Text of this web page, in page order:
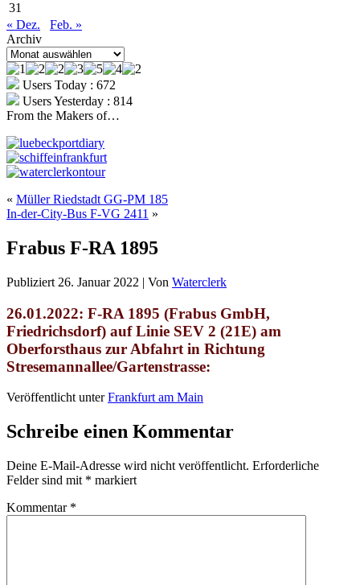
31
« Dez.
Feb. »
Archiv
Archiv
Users Today : 672
Users Yesterday : 814
From the Makers of…
« Müller Riedstadt GG-PM 185
In-der-City-Bus F-VG 2411 »
Frabus F-RA 1895
Publiziert 26. Januar 2022 | Von Waterclerk
26.01.2022: F-RA 1895 (Frabus GmbH,
Friedrichsdorf) auf Linie SEV 2 (21E) am
Oberforsthaus zur Abfahrt in Richtung
Stresemannallee/Gartenstrasse:
Veröffentlicht unter Frankfurt am Main
Schreibe einen Kommentar
Deine E-Mail-Adresse wird nicht veröffentlicht. Erforderliche
Felder sind mit * markiert
Kommentar *